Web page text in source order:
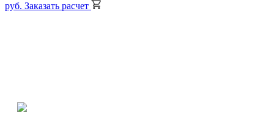
руб. Заказать расчет